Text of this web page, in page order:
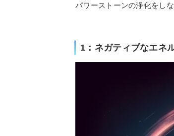
パワーストーンの浄化をし
1：ネガティブなエネ